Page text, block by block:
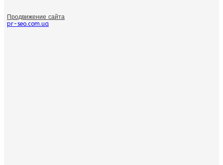
Продвижение сайта
pr-seo.com.ua